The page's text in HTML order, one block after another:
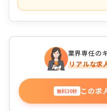
業界専任の
リアルな求
無料30秒 この求